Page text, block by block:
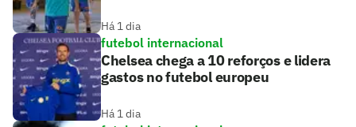
Há 1 dia
futebol internacional
Chelsea chega a 10 reforços e lidera
gastos no futebol europeu
Há 1 dia